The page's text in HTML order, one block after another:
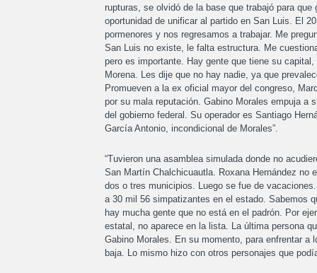
rupturas, se olvidó de la base que trabajó para
oportunidad de unificar al partido en San Luis. El
pormenores y nos regresamos a trabajar. Me
San Luis no existe, le falta estructura. Me
pero es importante. Hay gente que tiene su
Morena. Les dije que no hay nadie, ya que
Promueven a la ex oficial mayor del congreso,
por su mala reputación. Gabino Morales empuja a
del gobierno federal. Su operador es Santiago
García Antonio, incondicional de Morales”.
“Tuvieron una asamblea simulada donde no
San Martín Chalchicuautla. Roxana Hernández no
dos o tres municipios. Luego se fue de
a 30 mil 56 simpatizantes en el estado. Sabemos
hay mucha gente que no está en el padrón. Por
estatal, no aparece en la lista. La última persona
Gabino Morales. En su momento, para enfrentar
baja. Lo mismo hizo con otros personajes que